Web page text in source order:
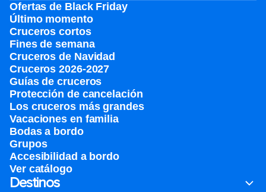
Ofertas de Black Friday
Último momento
Cruceros cortos
Fines de semana
Cruceros de Navidad
Cruceros 2026-2027
Guías de cruceros
Protección de cancelación
Los cruceros más grandes
Vacaciones en familia
Bodas a bordo
Grupos
Accesibilidad a bordo
Ver catálogo
Destinos